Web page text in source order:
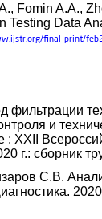
Fomin A.A.,
Testing Data
final-print/
и
XXII
г.: сборник
С.В.